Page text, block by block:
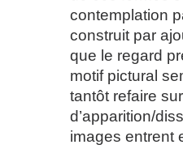
contemplation
construit par
que le regard
motif pictural
tantôt refaire
d’apparition/
images entrent